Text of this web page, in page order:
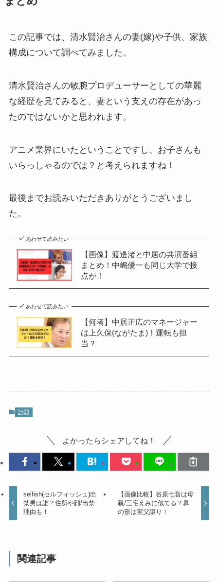
この記事では、清水賢治さんの妻(嫁)や子供、家族
構成について調べてみました。
清水賢治さんの敏腕プロデューサーとしての華麗
な経歴を見てみると、妻という支えの存在があっ
たのではないかと思われます。
アニメ業界にいたということですし、お子さんも
いらっしゃるのでは？と考えられますね！
最後までお読みいただきありがとうございまし
た。
あわせて読みたい
【画像】渡邊渚と中居の共演番組
まとめ！中嶋優一も同じ大学で接
点が！
あわせて読みたい
【何者】中居正広のマネージャー
は上久保(ながたま)！運転も担
当？
話題
よかったらシェアしてね！
selfish(セルフィッシュ)出
禁男は誰？住所や顔/出禁
理由も！
【画像比較】谷原七音は母
親/三宅えみに似てる？鼻
の形は実父譲り！
関連記事